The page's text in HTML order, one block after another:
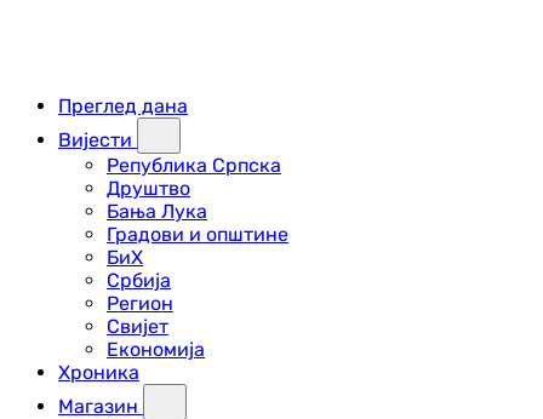
Преглед дана
Вијести
Република Српска
Друштво
Бања Лука
Градови и општине
БиХ
Србија
Регион
Свијет
Економија
Хроника
Магазин